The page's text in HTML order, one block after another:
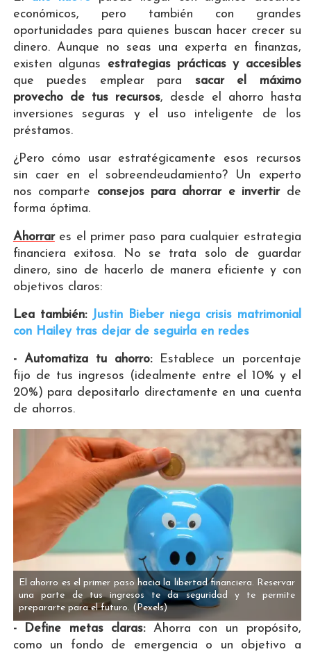
económicos, pero también con grandes
oportunidades para quienes buscan hacer crecer su
dinero. Aunque no seas una experta en finanzas,
existen algunas estrategias prácticas y accesibles
que puedes emplear para sacar el máximo
provecho de tus recursos, desde el ahorro hasta
inversiones seguras y el uso inteligente de los
préstamos.
¿Pero cómo usar estratégicamente esos recursos
sin caer en el sobreendeudamiento? Un experto
nos comparte consejos para ahorrar e invertirde
forma óptima.
Ahorrar es el primer paso para cualquier estrategia
financiera exitosa. No se trata solo de guardar
dinero, sino de hacerlo de manera eficiente y con
objetivos claros:
Lea también: Justin Bieber niega crisis matrimonial
con Hailey tras dejar de seguirla en redes
- Automatiza tu ahorro:Establece un porcentaje
fijo de tus ingresos (idealmente entre el 10% y el
20%) para depositarlo directamente en una cuenta
de ahorros.
El ahorro es el primer paso hacia la libertad financiera. Reservar
una parte de tus ingresos te da seguridad y te permite
prepararte para el futuro. (Pexels)
- Define metas claras: Ahorra con un propósito,
como un fondo de emergencia o un objetivo a